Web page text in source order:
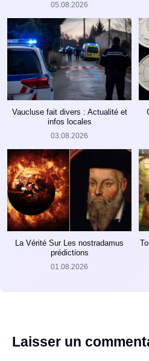
05.08.2026
Vaucluse fait divers : Actualité et
infos locales
03.08.2026
La Vérité Sur Les nostradamus
prédictions
01.08.2026
Laisser un